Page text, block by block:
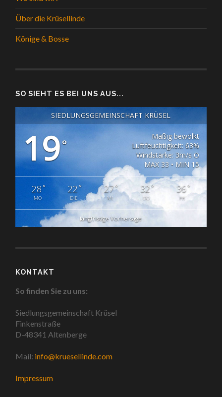
Über die Krüsellinde
Könige & Bosse
SO SIEHT ES BEI UNS AUS...
SIEDLUNGSGEMEINSCHAFT KRÜSEL
19°
Mäßig bewölkt
Luftfeuchtigkeit: 63%
Windstärke: 3m/s O
MAX 33 • MIN 15
28°
MO
22 °
DIE
27°
MI
32°
DO
36°
FR
langfristige Vorhersage
KONTAKT
So finden Sie zu uns:
Siedlungsgemeinschaft Krüsel
Finkenstraße
D-48341 Altenberge
Mail: info@kruesellinde.com
Impressum